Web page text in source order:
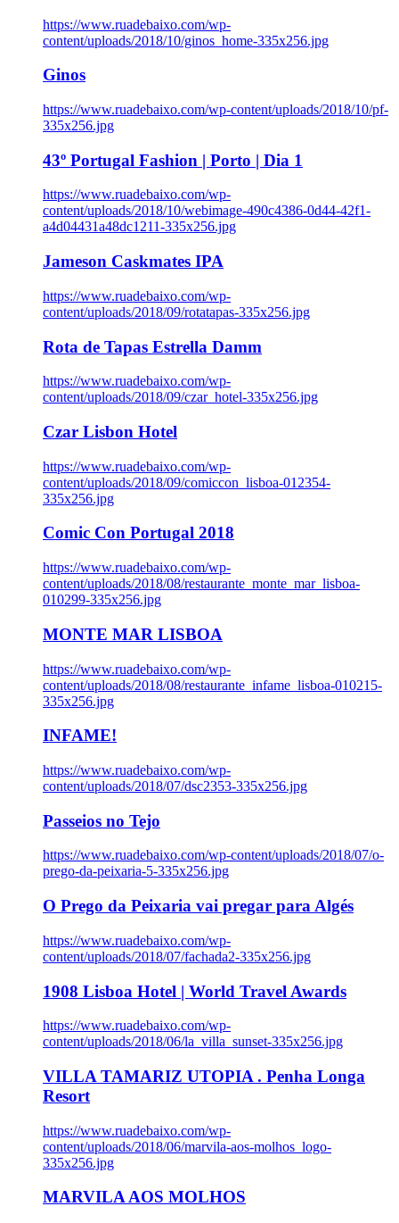
https://www.ruadebaixo.com/wp-
content/uploads/2018/10/ginos_home-335x256.jpg
Ginos
https://www.ruadebaixo.com/wp-content/uploads/2018/10/pf-
335x256.jpg
43º Portugal Fashion | Porto | Dia 1
https://www.ruadebaixo.com/wp-
content/uploads/2018/10/webimage-490c4386-0d44-42f1-
a4d04431a48dc1211-335x256.jpg
Jameson Caskmates IPA
https://www.ruadebaixo.com/wp-
content/uploads/2018/09/rotatapas-335x256.jpg
Rota de Tapas Estrella Damm
https://www.ruadebaixo.com/wp-
content/uploads/2018/09/czar_hotel-335x256.jpg
Czar Lisbon Hotel
https://www.ruadebaixo.com/wp-
content/uploads/2018/09/comiccon_lisboa-012354-
335x256.jpg
Comic Con Portugal 2018
https://www.ruadebaixo.com/wp-
content/uploads/2018/08/restaurante_monte_mar_lisboa-
010299-335x256.jpg
MONTE MAR LISBOA
https://www.ruadebaixo.com/wp-
content/uploads/2018/08/restaurante_infame_lisboa-010215-
335x256.jpg
INFAME!
https://www.ruadebaixo.com/wp-
content/uploads/2018/07/dsc2353-335x256.jpg
Passeios no Tejo
https://www.ruadebaixo.com/wp-content/uploads/2018/07/o-
prego-da-peixaria-5-335x256.jpg
O Prego da Peixaria vai pregar para Algés
https://www.ruadebaixo.com/wp-
content/uploads/2018/07/fachada2-335x256.jpg
1908 Lisboa Hotel | World Travel Awards
https://www.ruadebaixo.com/wp-
content/uploads/2018/06/la_villa_sunset-335x256.jpg
VILLA TAMARIZ UTOPIA . Penha Longa
Resort
https://www.ruadebaixo.com/wp-
content/uploads/2018/06/marvila-aos-molhos_logo-
335x256.jpg
MARVILA AOS MOLHOS